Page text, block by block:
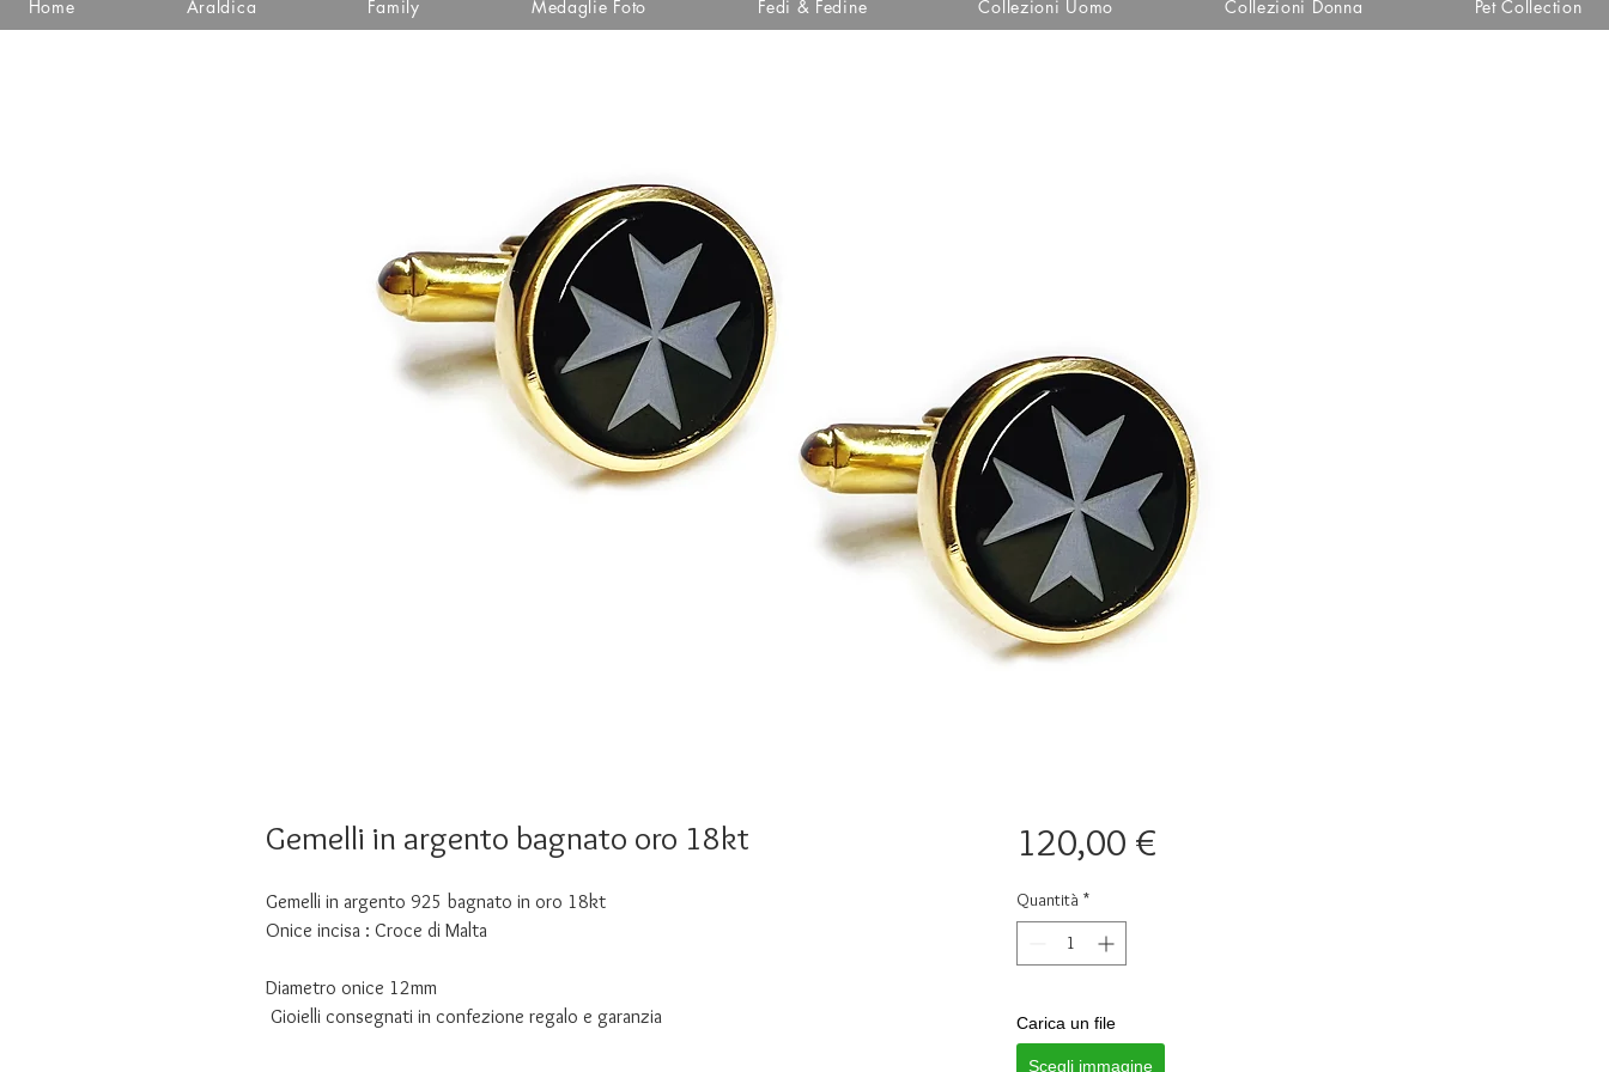
Home Araldica Family Medaglie Foto Fedi & Fedine Collezioni Uomo Collezioni Donna Pet Collection
Gemelli in argento bagnato oro 18kt
Gemelli in argento 925 bagnato in oro 18kt
Onice incisa : Croce di Malta
Diametro onice 12mm
Gioielli consegnati in confezione regalo e garanzia
120,00 €Prezzo
Quantità *
Carica un file
Scegli immagine